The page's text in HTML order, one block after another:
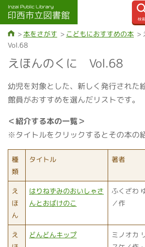
本をさがす こどもにおすすめの本
Vol.68
えほんのくに Vol.68
幼児を対象とした、新しく発行された
館員がおすすめを選んだリストです。
＜紹介する本の一覧＞
※タイトルをクリックするとその本の
種
類
タイトル 著者
え
ほ
ん
はりねずみのおいしゃさ
んとおばけのこ
ふくざわ
／作
え
どんどんキップ
ミノオカ